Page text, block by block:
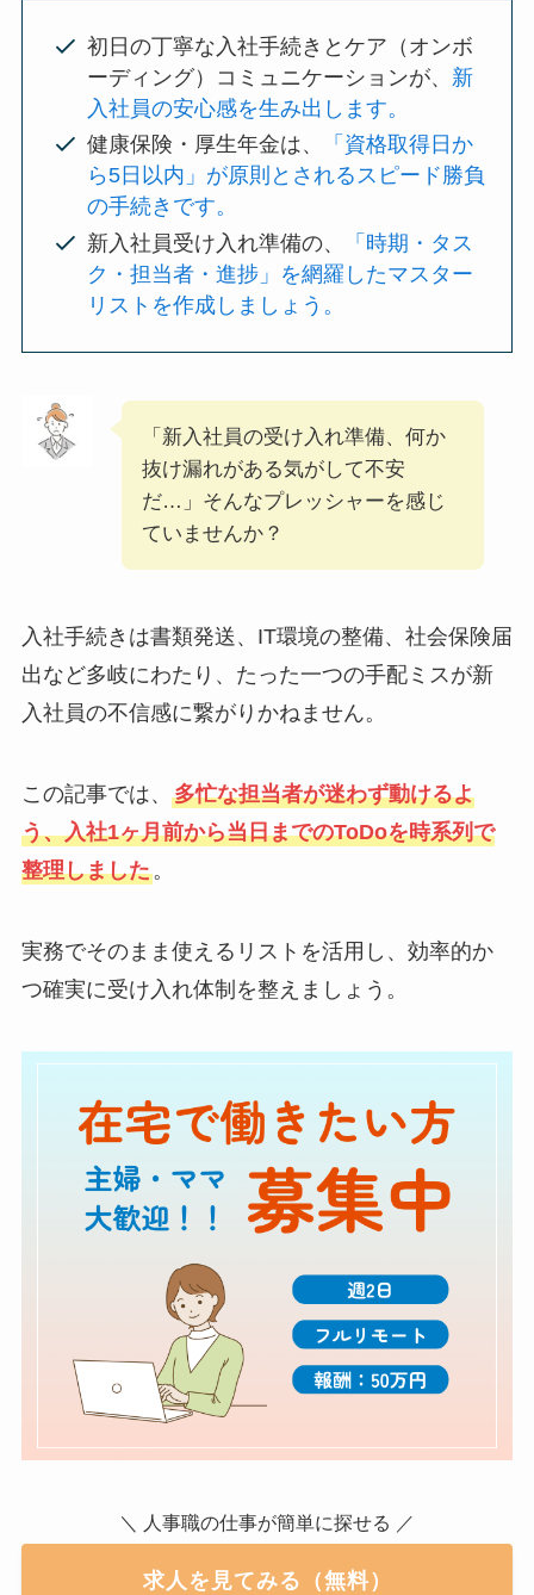
初日の丁寧な入社手続きとケア（オンボ
ーディング）コミュニケーションが、 新
入社員の安心感を生み出します。
健康保険・厚生年金は、
「資格取得日か
ら5日以内」が原則とされるスピード勝負
の手続きです。
新入社員受け入れ準備の、
「時期・タス
ク・担当者・進捗」を網羅したマスター
リストを作成しましょう。
「新入社員の受け入れ準備、何か
抜け漏れがある気がして不安
だ…」そんなプレッシャーを感じ
ていませんか？
入社手続きは書類発送、IT環境の整備、社会保険届
出など多岐にわたり、たった一つの手配ミスが新
入社員の不信感に繋がりかねません。
この記事では、 多忙な担当者が迷わず動けるよ
う、入社1ヶ月前から当日までのToDoを時系列で
整理しました。
実務でそのまま使えるリストを活用し、効率的か
つ確実に受け入れ体制を整えましょう。
＼ 人事職の仕事が簡単に探せる ／
求人を見てみる（無料）